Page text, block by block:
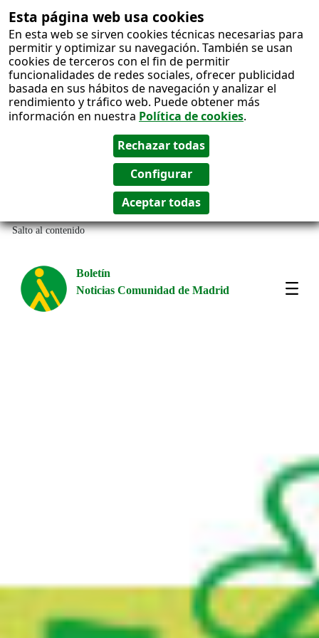
Esta página web usa cookies
En esta web se sirven cookies técnicas necesarias para
permitir y optimizar su navegación. También se usan
cookies de terceros con el fin de permitir
funcionalidades de redes sociales, ofrecer publicidad
basada en sus hábitos de navegación y analizar el
rendimiento y tráfico web. Puede obtener más
información en nuestra Política de cookies.
Salto al contenido
Boletín
Noticias Comunidad de Madrid